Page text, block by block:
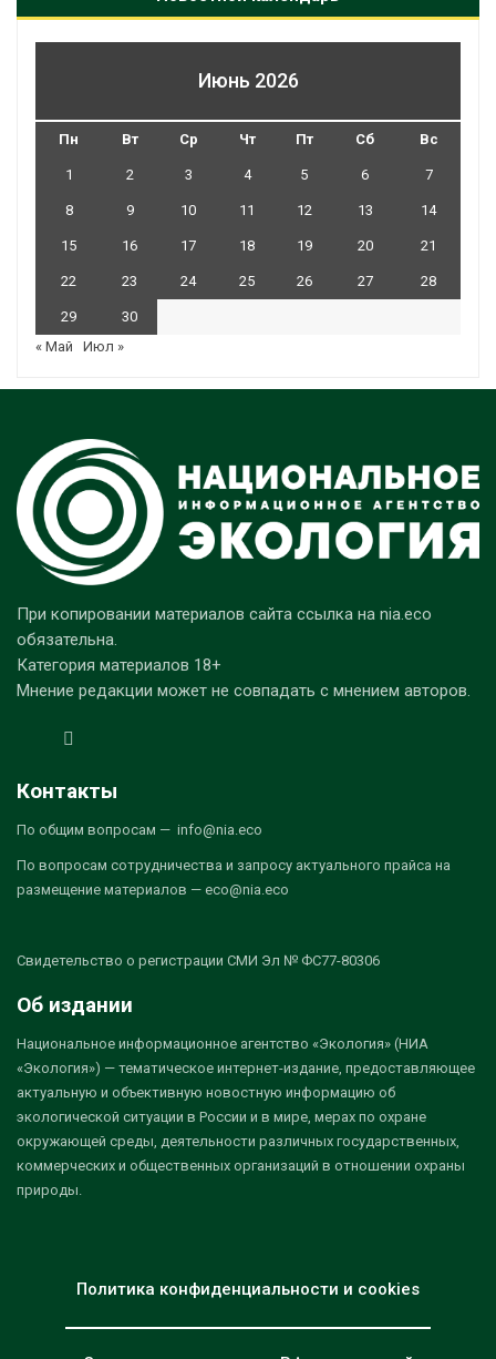
Июнь 2026
Пн Вт Ср Чт Пт Сб Вс
1 2 3 4 5 6 7
8 9 10 11 12 13 14
15 16 17 18 19 20 21
22 23 24 25 26 27 28
29
30
« Май
Июл »
При копировании материалов сайта ссылка на nia.eco
обязательна.
Категория материалов 18+
Мнение редакции может не совпадать с мнением авторов.
Контакты
По общим вопросам — info@nia.eco
По вопросам сотрудничества и запросу актуального прайса на
размещение материалов — eco@nia.eco
Свидетельство о регистрации СМИ Эл № ФС77-80306
Об издании
Национальное информационное агентство «Экология» (НИА
«Экология») — тематическое интернет-издание, предоставляющее
актуальную и объективную новостную информацию об
экологической ситуации в России и в мире, мерах по охране
окружающей среды, деятельности различных государственных,
коммерческих и общественных организаций в отношении охраны
природы.
Политика конфиденциальности и cookies